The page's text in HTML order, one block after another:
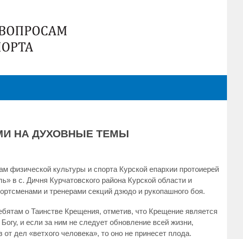
НА ДУХОВНЫЕ ТЕМЫ
физической культуры и спорта Курской епархии протоиерей
в с. Дичня Курчатовского района Курской области и
и тренерами секций дзюдо и рукопашного боя.
о Таинстве Крещения, отметив, что Крещение является
и если за ним не следует обновление всей жизни,
дел «ветхого человека», то оно не принесет плода.